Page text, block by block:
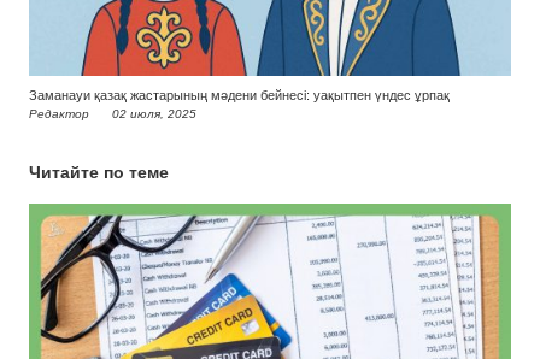
Заманауи қазақ жастарының мәдени бейнесі: уақытпен үндес ұрпақ
Редактор 02 июля, 2025
Читайте по теме